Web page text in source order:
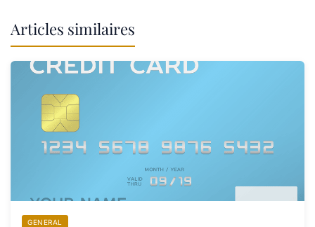
Articles similaires
GENERAL